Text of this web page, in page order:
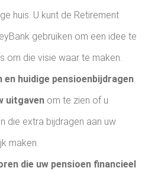
huis. U kunt de Retirement
gebruiken om een ​​idee te
om die visie waar te maken.
huidige pensioenbijdragen
uitgaven om te zien of u
die extra bijdragen aan uw
maken.
die uw pensioen financieel